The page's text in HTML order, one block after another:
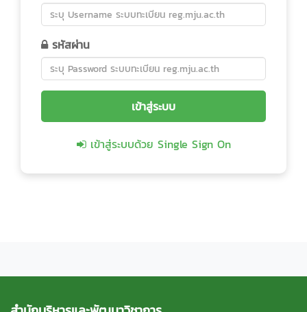
รหัสผ่าน
เข้าสู่ระบบด้วย Single Sign On